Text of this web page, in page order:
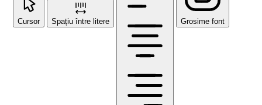
Cursor Spațiu între litere Grosime font